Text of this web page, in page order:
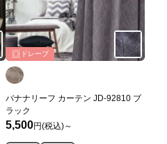
ドレープ
バナナリーフ カーテン JD-92810 ブ
ラック
5,500円(税込)～